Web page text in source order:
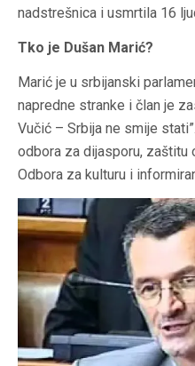
nadstrešnica i usmrtila 16
Tko je Dušan Marić?
Marić je u srbijanski
napredne stranke i član je
Vučić – Srbija ne smije
odbora za dijasporu, zaštitu
Odbora za kulturu i